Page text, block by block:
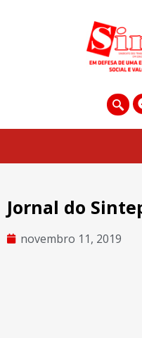
Jornal do
novembro 11, 2019